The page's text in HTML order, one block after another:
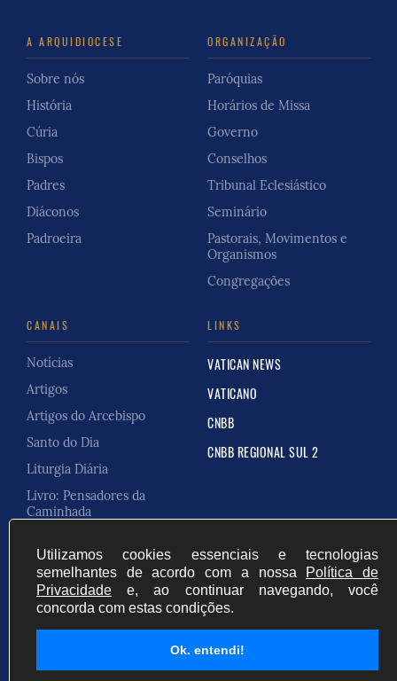
A ARQUIDIOCESE
Sobre nós
História
Cúria
Bispos
Padres
Diáconos
Padroeira
ORGANIZAÇÃO
Paróquias
Horários de Missa
Governo
Conselhos
Tribunal Eclesiástico
Seminário
Pastorais, Movimentos e
Organismos
Congregações
CANAIS
Notícias
Artigos
Artigos do Arcebispo
Santo do Dia
Liturgia Diária
Livro: Pensadores da
Caminhada
LINKS
VATICAN NEWS
VATICANO
CNBB
CNBB REGIONAL SUL 2
Desenvolvido porCúria Online do Brasil
Utilizamos cookies essenciais e tecnologias
semelhantes de acordo com a nossa
Política de
Privacidade e, ao continuar navegando, você
concorda com estas condições.
Ok. entendi!